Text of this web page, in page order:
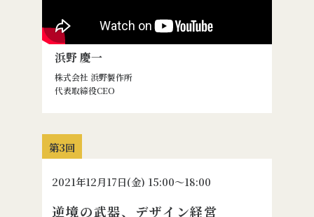
浜野 慶一
株式会社 浜野製作所
代表取締役CEO
第3回
2021年12月17日(金) 15:00〜18:00
逆境の武器、デザイン経営